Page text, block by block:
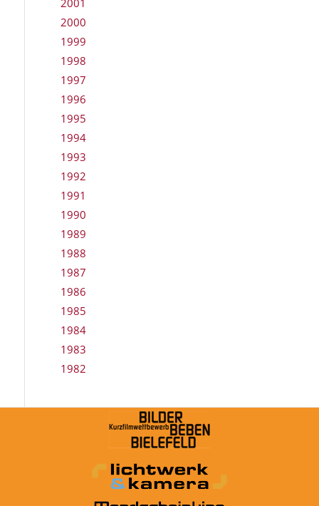
2000
1999
1998
1997
1996
1995
1994
1993
1992
1991
1990
1989
1988
1987
1986
1985
1984
1983
1982